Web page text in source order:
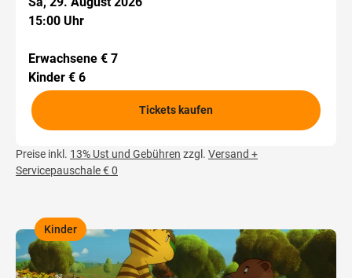
15:00 Uhr
Erwachsene € 7
Kinder € 6
Tickets kaufen
Preise inkl. 13% Ust und Gebühren zzgl. Versand +
Servicepauschale € 0
,
Kinder